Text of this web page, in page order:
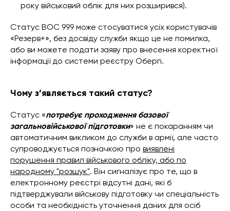
року військовий облік для них розширився).
Статус ВОС 999 може стосуватися усіх користувачів
«Резерв+», без досвіду служби якщо це не помилка,
або ви можете подати заяву про внесення коректної
інформації до системи реєстру Обергі.
Чому з’являється такий статус?
Статус «потребує проходження базової
загальновійськової підготовки» не є покаранням чи
автоматичним викликом до служби в армії, але часто
супроводжується позначкою про виявлені
порушення правил військового обліку, або по
народному "розшук". Він сигналізує про те, що в
електронному реєстрі відсутні дані, які б
підтверджували військову підготовку чи спеціальність
особи та необхідність уточнення даних для осіб